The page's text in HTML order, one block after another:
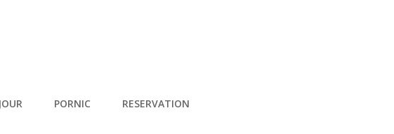
PORNIC RESERVATION